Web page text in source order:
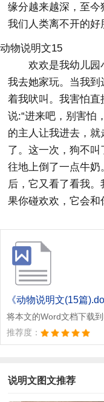
缘分越来越深，至
我们人类离不开的好
动物说明文15
欢欢是我幼儿园
我去她家玩。当我
着我吠叫。我害怕
说:“进来吧，别害怕
的主人让我进去，
了。这一次，狗不
往地上倒了一点牛
后，它又看了看我
果你碰欢欢，它会和
《动物说明文(15篇
将本文的Word文档下载
推荐度：
说明文图文推荐